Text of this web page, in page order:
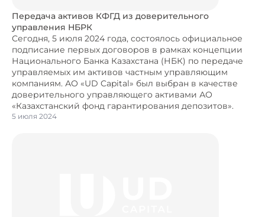
Передача активов КФГД из доверительного
управления НБРК
Сегодня, 5 июля 2024 года, состоялось официальное
подписание первых договоров в рамках концепции
Национального Банка Казахстана (НБК) по передаче
управляемых им активов частным управляющим
компаниям. АО «UD Capital» был выбран в качестве
доверительного управляющего активами АО
«Казахстанский фонд гарантирования депозитов».
5 июля 2024